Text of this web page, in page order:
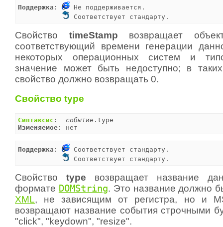
Поддержка :
Не поддерживается.
Соответствует стандарту.
Свойство timeStamp возвращает
соответствующий времени генерации
некоторых операционных систем и
значение может быть недоступно; в
свойство должно возвращать 0.
Свойство type
Синтаксис : событие
Изменяемое : нет
Поддержка :
Соответствует стандарту.
Соответствует стандарту.
Свойство type возвращает название
формате DOMString. Это название должно
XML, не зависящим от регистра, но и
возвращают название события строчными
"click", "keydown", "resize".